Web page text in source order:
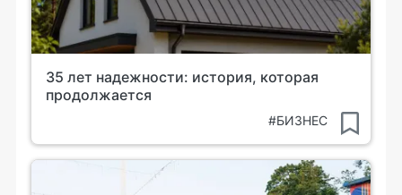
35 лет надежности: история, которая
продолжается
#БИЗНЕС